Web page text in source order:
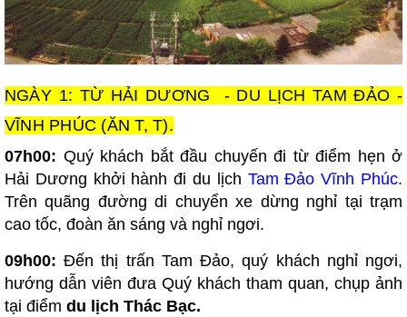
NGÀY 1: TỪ HẢI DƯƠNG - DU LỊCH TAM ĐẢO -
VĨNH PHÚC (ĂN T, T).
07h00: Quý khách bắt đầu chuyến đi từ điểm hẹn ở
Hải Dương khởi hành đi du lịch Tam Đảo Vĩnh Phúc.
Trên quãng đường di chuyển xe dừng nghỉ tại trạm
cao tốc, đoàn ăn sáng và nghỉ ngơi.
09h00: Đến thị trấn Tam Đảo, quý khách nghỉ ngơi,
hướng dẫn viên đưa Quý khách tham quan, chụp ảnh
tại điểm du lịch Thác Bạc.